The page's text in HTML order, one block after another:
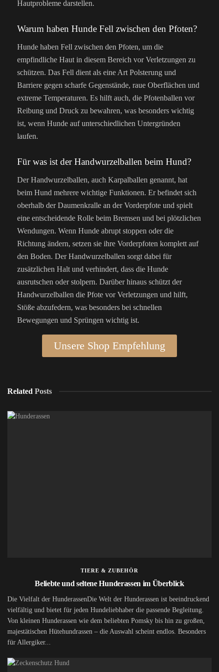
Hautprobleme darstellen.
Warum haben Hunde Fell zwischen den Pfoten?
Hunde haben Fell zwischen den Pfoten, um die
empfindliche Haut in diesem Bereich vor Verletzungen zu
schützen. Das Fell dient als eine Art Polsterung und
Barriere gegen scharfe Gegenstände, raue Oberflächen und
extreme Temperaturen. Es hilft auch, die Pfotenballen vor
Reibung und Druck zu bewahren, was besonders wichtig
ist, wenn Hunde auf unterschiedlichen Untergründen
laufen.
Für was ist der Handwurzelballen beim Hund?
Der Handwurzelballen, auch Karpalballen genannt, hat
beim Hund mehrere wichtige Funktionen. Er befindet sich
oberhalb der Daumenkralle an der Vorderpfote und spielt
eine entscheidende Rolle beim Bremsen und bei plötzlichen
Wendungen. Wenn Hunde abrupt stoppen oder die
Richtung ändern, setzen sie ihre Vorderpfoten komplett auf
den Boden. Der Handwurzelballen sorgt dabei für
zusätzlichen Halt und verhindert, dass die Hunde
ausrutschen oder stolpern. Darüber hinaus schützt der
Handwurzelballen die Pfote vor Verletzungen und hilft,
Stöße abzufedern, was besonders bei schnellen
Bewegungen und Sprüngen wichtig ist.
Unsere Shop Empfehlung
Related Posts
TIERE & ZUBEHÖR
Beliebte und seltene Hunderassen im Überblick
Die Vielfalt der HunderassenDie Welt der Hunderassen ist beeindruckend
vielfältig und bietet für jeden Hundeliebhaber die passende Begleitung.
Von kleinen Hunderassen wie dem beliebten Pomsky bis hin zu großen,
majestätischen Hütehundrassen – die Auswahl scheint endlos. Besonders
für Allergiker...